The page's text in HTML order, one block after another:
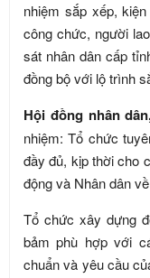
nhiệm sắp xếp,
công chức, người
sát nhân dân cấp
đồng bộ với lộ trình
Hội đồng nhân
nhiệm: Tổ chức
đầy đủ, kịp thời cho
động và Nhân dân
Tổ chức xây dựng
bảm phù hợp với
chuẩn và yêu cầu